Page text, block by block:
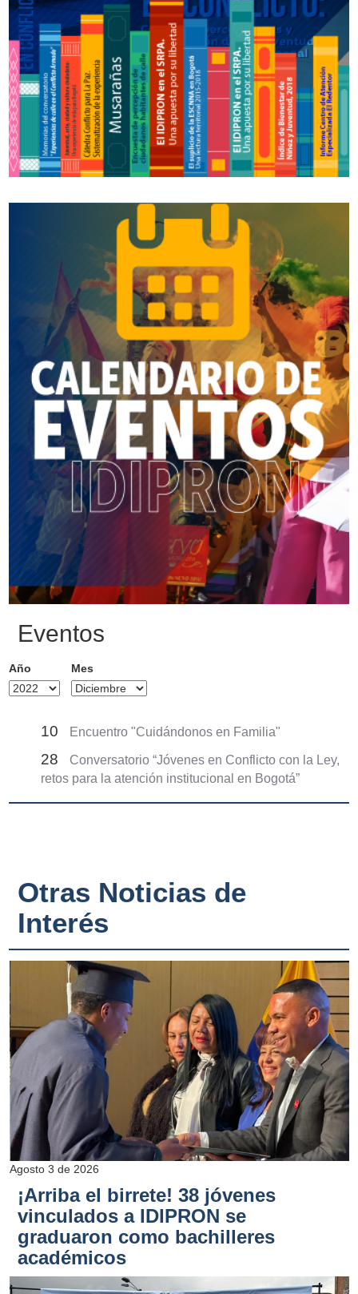
Eventos
Año Mes
10 Encuentro "Cuidándonos en Familia"
28
Conversatorio “Jóvenes en Conflicto con la Ley,
retos para la atención institucional en Bogotá”
Otras Noticias de
Interés
Agosto 3 de 2026
¡Arriba el birrete! 38 jóvenes
vinculados a IDIPRON se
graduaron como bachilleres
académicos